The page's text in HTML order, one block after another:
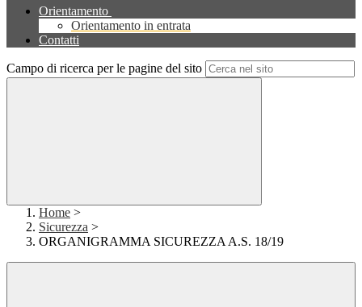
Orientamento
Orientamento in entrata
Contatti
Campo di ricerca per le pagine del sito
Home >
Sicurezza >
ORGANIGRAMMA SICUREZZA A.S. 18/19